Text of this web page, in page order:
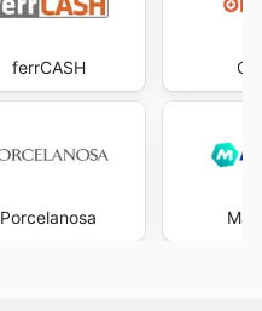
ferrCASH
Porcelanosa